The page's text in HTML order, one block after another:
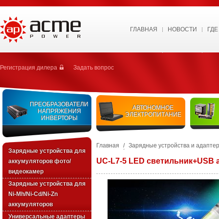
ГЛАВНАЯ НОВОСТИ
Регистрация дилера Задать вопрос
ПРЕОБРАЗОВАТЕЛИ
НАПРЯЖЕНИЯ
ИНВЕРТОРЫ
АВТОНОМНОЕ
ЭЛЕКТРОПИТАНИЕ
Зарядные устройства для
аккумуляторов фото/
видеокамер
Зарядные уcтройства для
Ni-Mh/Ni-Cd/Ni-Zn
аккумуляторов
Универсальные адаптеры
Главная / Зарядные устройства и
UC-L7-5 LED светильник+USB